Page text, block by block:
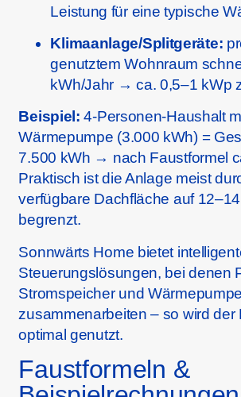
Leistung für eine typische
Klimaanlage/Splitgeräte:
genutztem Wohnraum
kWh/Jahr → ca. 0,5–1 kWp
Beispiel: 4-Personen-Haushalt
Wärmepumpe (3.000 kWh) =
7.500 kWh → nach Faustformel
Praktisch ist die Anlage meist
verfügbare Dachfläche auf
begrenzt.
Sonnwärts Home bietet
Steuerungslösungen, bei denen
Stromspeicher und
zusammenarbeiten – so wird der
optimal genutzt.
Faustformeln &